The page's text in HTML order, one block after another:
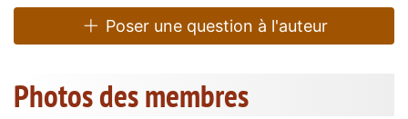
Poser une question à l'auteur
Photos des membres